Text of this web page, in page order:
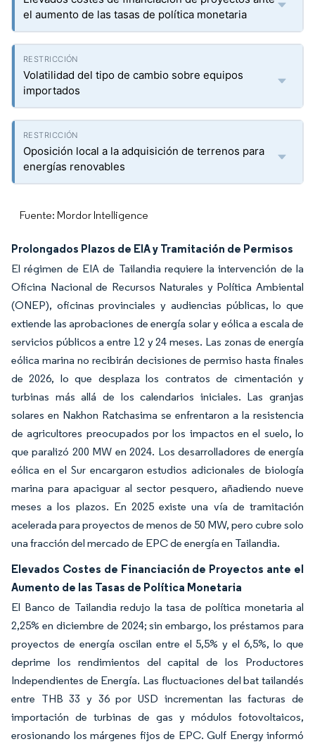
el aumento de las tasas de política monetaria
Volatilidad del tipo de cambio sobre equipos
importados
Oposición local a la adquisición de terrenos para
energías renovables
Fuente: Mordor Intelligence
Prolongados Plazos de EIA y Tramitación de Permisos
El régimen de EIA de Tailandia requiere la intervención de la
Oficina Nacional de Recursos Naturales y Política Ambiental
(ONEP), oficinas provinciales y audiencias públicas, lo que
extiende las aprobaciones de energía solar y eólica a escala de
servicios públicos a entre 12 y 24 meses. Las zonas de energía
eólica marina no recibirán decisiones de permiso hasta finales
de 2026, lo que desplaza los contratos de cimentación y
turbinas más allá de los calendarios iniciales. Las granjas
solares en Nakhon Ratchasima se enfrentaron a la resistencia
de agricultores preocupados por los impactos en el suelo, lo
que paralizó 200 MW en 2024. Los desarrolladores de energía
eólica en el Sur encargaron estudios adicionales de biología
marina para apaciguar al sector pesquero, añadiendo nueve
meses a los plazos. En 2025 existe una vía de tramitación
acelerada para proyectos de menos de 50 MW, pero cubre solo
una fracción del mercado de EPC de energía en Tailandia.
Elevados Costes de Financiación de Proyectos ante el
Aumento de las Tasas de Política Monetaria
El Banco de Tailandia redujo la tasa de política monetaria al
2,25% en diciembre de 2024; sin embargo, los préstamos para
proyectos de energía oscilan entre el 5,5% y el 6,5%, lo que
deprime los rendimientos del capital de los Productores
Independientes de Energía. Las fluctuaciones del bat tailandés
entre THB 33 y 36 por USD incrementan las facturas de
importación de turbinas de gas y módulos fotovoltaicos,
erosionando los márgenes fijos de EPC. Gulf Energy informó